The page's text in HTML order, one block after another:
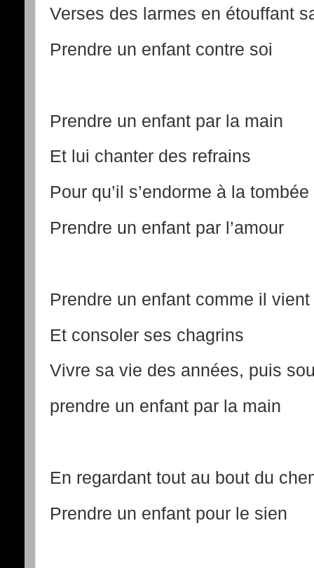
Verses des larmes en étouffant
Prendre un enfant contre soi
Prendre un enfant par la main
Et lui chanter des refrains
Pour qu’il s’endorme à la
Prendre un enfant par l’amour
Prendre un enfant comme il vient
Et consoler ses chagrins
Vivre sa vie des
prendre un enfant par la main
En regardant tout au bout du
Prendre un enfant pour le sien